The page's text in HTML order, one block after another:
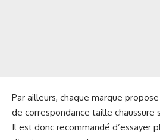
Par ailleurs, chaque marque
de correspondance taille chaussure
Il est donc recommandé d’essayer